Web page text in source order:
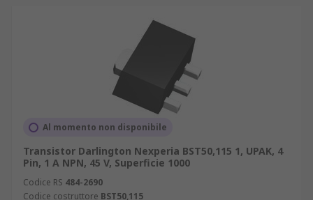
Al momento non disponibile
Transistor Darlington Nexperia BST50,115 1, UPAK, 4
Pin, 1 A NPN, 45 V, Superficie 1000
Codice RS 484-2690
Codice costruttore BST50,115